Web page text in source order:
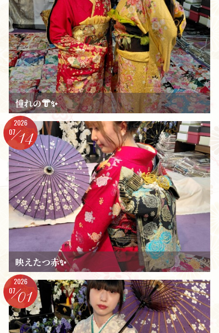
憧れの👘✨️
2026
07 14
映えたつ赤✨️
2026
0701